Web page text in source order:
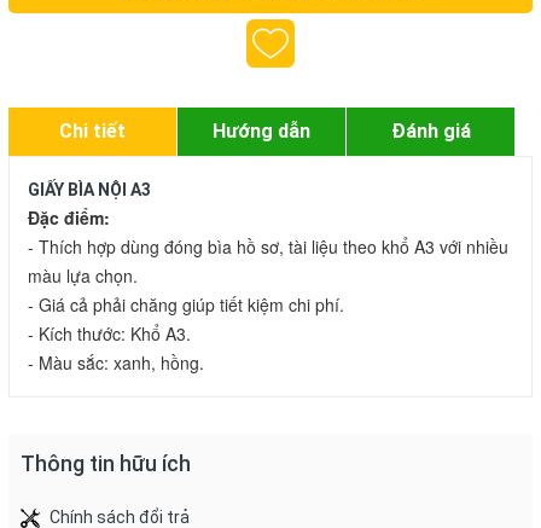
Chi tiết Hướng dẫn Đánh giá
GIẤY BÌA NỘI A3
Đặc điểm:
- Thích hợp dùng đóng bìa hồ sơ, tài liệu theo khổ A3 với nhiều
màu lựa chọn.
- Giá cả phải chăng giúp tiết kiệm chi phí.
- Kích thước: Khổ A3.
- Màu sắc: xanh, hồng.
Thông tin hữu ích
Chính sách đổi trả